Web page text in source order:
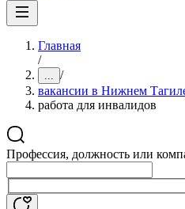
Главная
/
... /
вакансии в Нижнем
работа для инвалидов
Профессия, должность или